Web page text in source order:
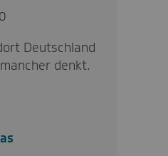
Deutschland
denkt.